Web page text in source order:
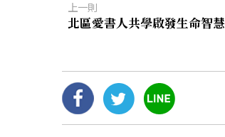
上一則
北區愛書人共學啟發生命智慧